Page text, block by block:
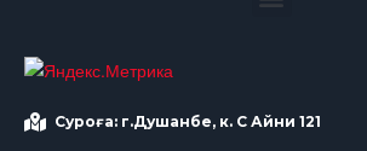
Суроға: г.Душанбе, к. С Айни 121